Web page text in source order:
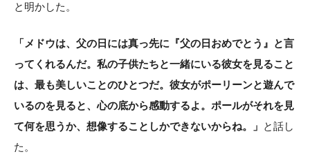
と明かした。
「メドウは、父の日には真っ先に『父の日おめでとう』と言
ってくれるんだ。私の子供たちと一緒にいる彼女を見ること
は、最も美しいことのひとつだ。彼女がポーリーンと遊んで
いるのを見ると、心の底から感動するよ。ポールがそれを見
て何を思うか、想像することしかできないからね。」 と話し
た。